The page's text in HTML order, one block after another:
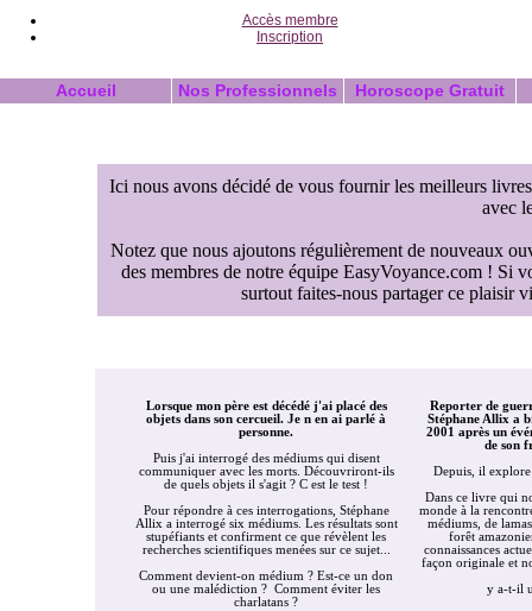
Accès membre
Inscription
Accueil Nos Professionnels Horoscope Gratuit
Ici nous avons décidé de vous fournir les meilleurs
avec
Notez que nous ajoutons régulièrement de nouveaux
des membres de notre équipe EasyVoyance.com ! Si
surtout faites-nous partager ce plaisir
Lorsque mon père est décédé j'ai placé des
objets dans son cercueil. Je n en ai parlé à
personne.
Puis j'ai interrogé des médiums qui disent
communiquer avec les morts. Découvriront-ils
de quels objets il s'agit ? C est le test !
Pour répondre à ces interrogations, Stéphane
Allix a interrogé six médiums. Les résultats sont
stupéfiants et confirment ce que révèlent les
recherches scientifiques menées sur ce sujet...
Comment devient-on médium ? Est-ce un don
ou une malédiction ? Comment éviter les
charlatans ?
Reporter de
Stéphane Allix a
2001 après un
de son
Depuis, il explore
Dans ce livre qui
monde à la
médiums, de
forêt
connaissances
façon originale et
y a-t-il